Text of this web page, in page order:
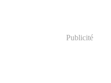
Publicité